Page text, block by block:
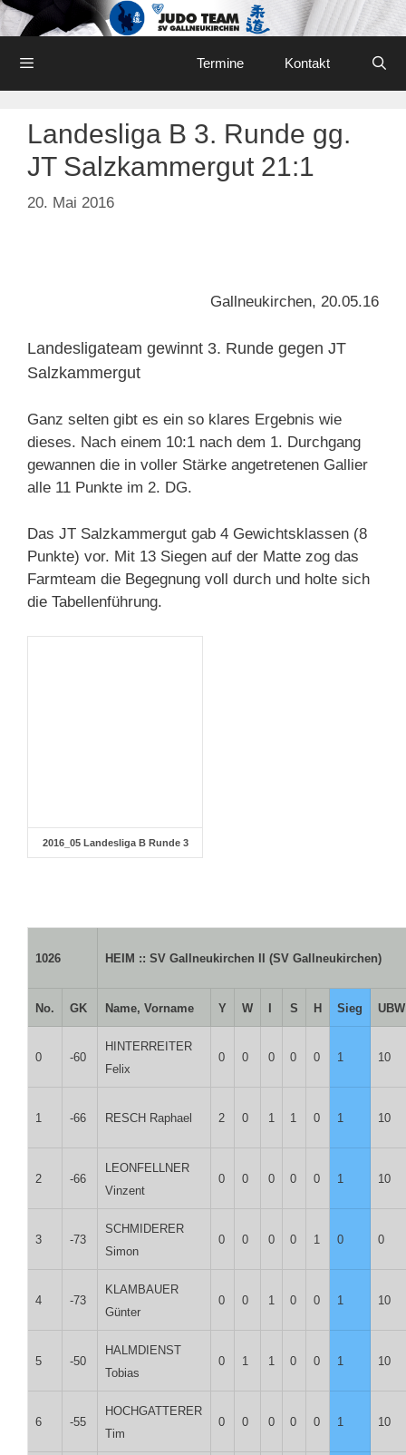
Skip
to
content
Termine Kontakt
Landesliga B 3. Runde gg.
JT Salzkammergut 21:1
20. Mai 2016
Gallneukirchen, 20.05.16
Landesligateam gewinnt 3. Runde gegen JT
Salzkammergut
Ganz selten gibt es ein so klares Ergebnis wie
dieses. Nach einem 10:1 nach dem 1. Durchgang
gewannen die in voller Stärke angetretenen Gallier
alle 11 Punkte im 2. DG.
Das JT Salzkammergut gab 4 Gewichtsklassen (8
Punkte) vor. Mit 13 Siegen auf der Matte zog das
Farmteam die Begegnung voll durch und holte sich
die Tabellenführung.
2016_05 Landesliga B Runde 3
1026 HEIM :: SV Gallneukirchen II (SV Gallneukirchen)
No. GK Name, Vorname Y W S H Sieg UBW
0 -60
HINTERREITER
Felix
0 0 0 0 0 1 10
1 -66 RESCH Raphael 2 0 1 1 0 1 10
2 -66
LEONFELLNER
Vinzent
0 0 0 0 0 1 10
3 -73
SCHMIDERER
Simon
0 0 0 0 1 0 0
4 -73
KLAMBAUER
Günter
0 0 1 0 0 1 10
5 -50
HALMDIENST
Tobias
0 1 1 0 0 1 10
6 -55
HOCHGATTERER
Tim
0 0 0 0 0 1 10